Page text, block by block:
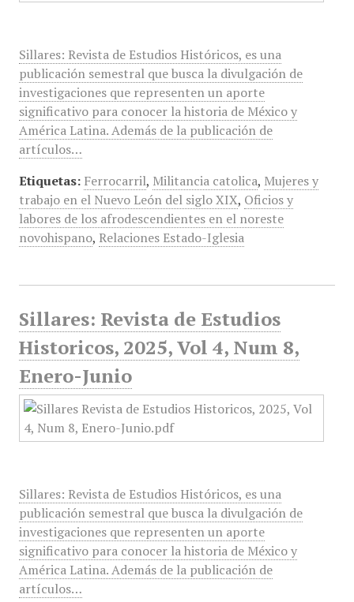
Sillares: Revista de Estudios Históricos, es una
publicación semestral que busca la divulgación de
investigaciones que representen un aporte
significativo para conocer la historia de México y
América Latina. Además de la publicación de
artículos…
Etiquetas: Ferrocarril, Militancia catolica, Mujeres y
trabajo en el Nuevo León del siglo XIX, Oficios y
labores de los afrodescendientes en el noreste
novohispano, Relaciones Estado-Iglesia
Sillares: Revista de Estudios
Historicos, 2025, Vol 4, Num 8,
Enero-Junio
Sillares: Revista de Estudios Históricos, es una
publicación semestral que busca la divulgación de
investigaciones que representen un aporte
significativo para conocer la historia de México y
América Latina. Además de la publicación de
artículos…